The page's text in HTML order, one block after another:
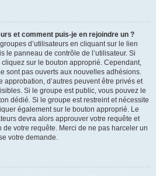
et comment puis-je en rejoindre un ?
d’utilisateurs en cliquant sur le lien
le panneau de contrôle de l’utilisateur. Si
sur le bouton approprié. Cependant,
sont pas ouverts aux nouvelles adhésions.
d’autres peuvent être privés et
Si le groupe est public, vous pouvez le
dédié. Si le groupe est restreint et nécessite
également sur le bouton approprié. Le
devra alors approuver votre requête et
votre requête. Merci de ne pas harceler un
votre demande.